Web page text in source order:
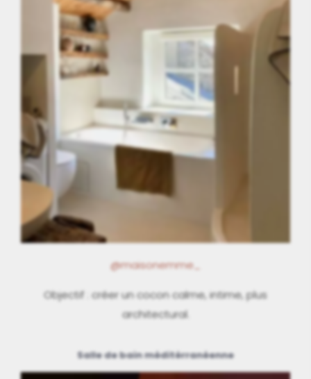
@maisonemme_
Objectif : créer un cocon calme, intime, plus
architectural.
Salle de bain méditérranéenne